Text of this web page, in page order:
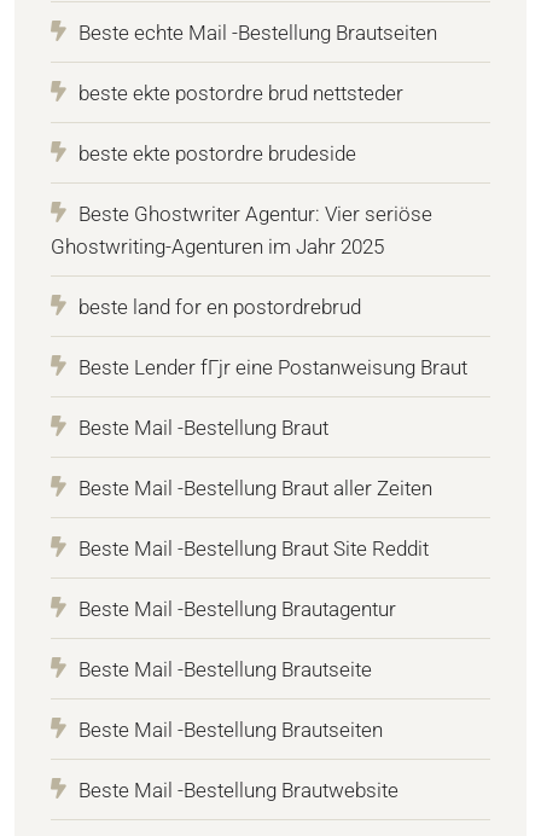
Beste echte Mail -Bestellung Brautseiten
beste ekte postordre brud nettsteder
beste ekte postordre brudeside
Beste Ghostwriter Agentur: Vier seriöse
Ghostwriting-Agenturen im Jahr 2025
beste land for en postordrebrud
Beste Lender fГјr eine Postanweisung Braut
Beste Mail -Bestellung Braut
Beste Mail -Bestellung Braut aller Zeiten
Beste Mail -Bestellung Braut Site Reddit
Beste Mail -Bestellung Brautagentur
Beste Mail -Bestellung Brautseite
Beste Mail -Bestellung Brautseiten
Beste Mail -Bestellung Brautwebsite